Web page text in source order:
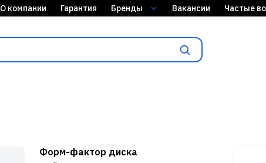
О компании Гарантия Бренды Вакансии Частые
Форм-фактор диска